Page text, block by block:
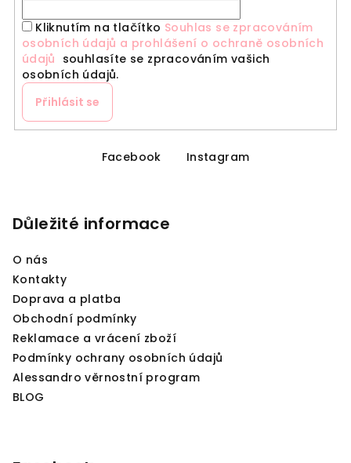
Kliknutím na tlačítko Souhlas se zpracováním
osobních údajů a prohlášení o ochraně osobních
údajů souhlasíte se zpracováním vašich
osobních údajů.
Přihlásit se
Facebook Instagram
Důležité informace
O nás
Kontakty
Doprava a platba
Obchodní podmínky
Reklamace a vrácení zboží
Podmínky ochrany osobních údajů
Alessandro věrnostní program
BLOG